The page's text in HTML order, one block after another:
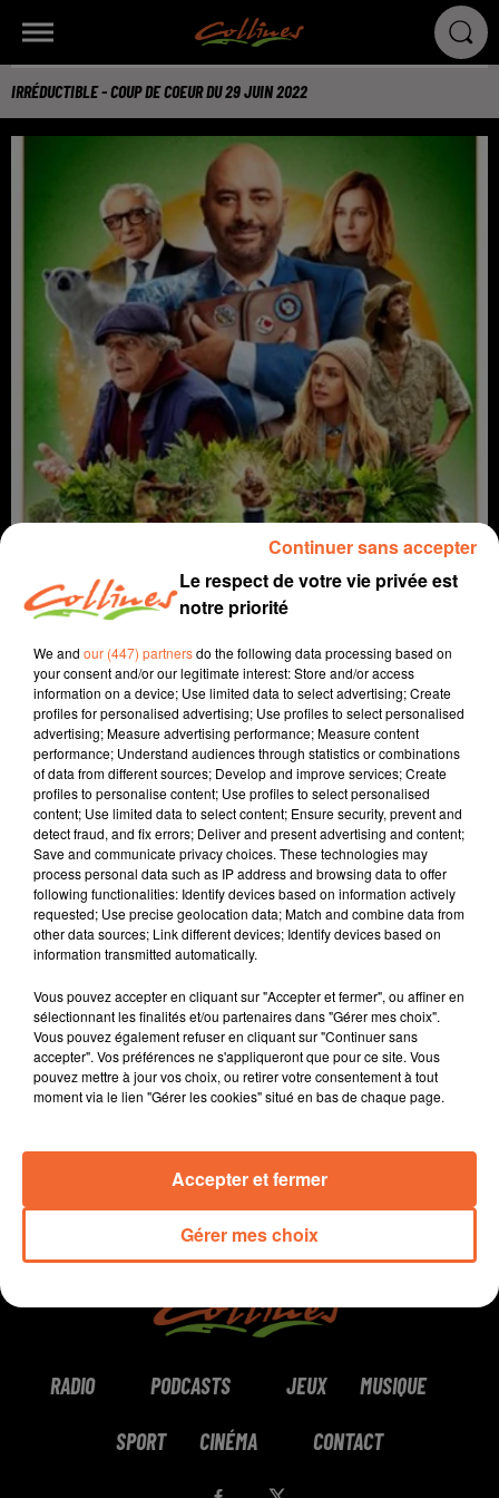
IRRÉDUCTIBLE - COUP DE COEUR DU 29 JUIN 2022
coup de coeur cinéma
29 juin 2022 - 2 min 21 sec
IRRÉDUCTIBLE - COUP DE COEUR DU 29 JUIN 2022
David Puaud
Coup de coeur cinéma
Chaque mercredi, dans notre Actu Ciné à 17h15,
Morgan, programmateur au Fauteuil Rouge à
Bressuire, vous propose son coup de coeur.
0:00 2 min 21 sec
RADIO PODCASTS JEUX MUSIQUE
SPORT CINÉMA CONTACT
Le respect de votre vie privée est
notre priorité
We and our (447) partnersdo the following data processing based on
your consent and/or our legitimate interest: Store and/or access
information on a device; Use limited data to select advertising; Create
profiles for personalised advertising; Use profiles to select personalised
advertising; Measure advertising performance; Measure content
performance; Understand audiences through statistics or combinations
of data from different sources; Develop and improve services; Create
profiles to personalise content; Use profiles to select personalised
content; Use limited data to select content; Ensure security, prevent and
detect fraud, and fix errors; Deliver and present advertising and content;
Save and communicate privacy choices. These technologies may
process personal data such as IP address and browsing data to offer
following functionalities: Identify devices based on information actively
requested; Use precise geolocation data; Match and combine data from
other data sources; Link different devices; Identify devices based on
information transmitted automatically.
Vous pouvez accepter en cliquant sur "Accepter et fermer", ou affiner en
sélectionnant les finalités et/ou partenaires dans "Gérer mes choix".
Vous pouvez également refuser en cliquant sur "Continuer sans
accepter". Vos préférences ne s'appliqueront que pour ce site. Vous
pouvez mettre à jour vos choix, ou retirer votre consentement à tout
moment via le lien "Gérer les cookies" situé en bas de chaque page.
Gérer mes choix
Accepter et fermer
Continuer sans accepter